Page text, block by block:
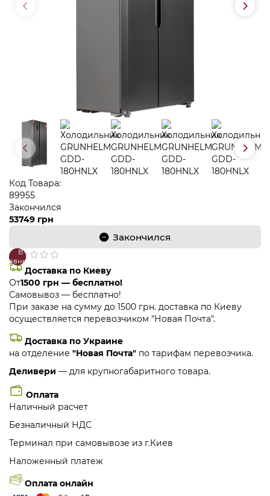
Код Товара:
89955
Закончился
53749 грн
Закончился
В
закладки
В
сравнение
Доставка по Киеву
От1500 грн — бесплатно!
Самовывоз — бесплатно!
При заказе на сумму до 1500 грн. доставка по Киеву
осуществляется перевозчиком "Новая Почта".
Доставка по Украине
на отделение "Новая Почта" по тарифам перевозчика.
Деливери — для крупногабаритного товара.
Оплата
Наличный расчет
Безналичный НДС
Терминал при самовывозе из г.Киев
Наложенный платеж
Оплата онлайн